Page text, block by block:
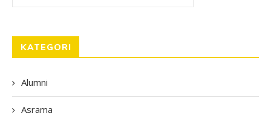
KATEGORI
Alumni
Asrama